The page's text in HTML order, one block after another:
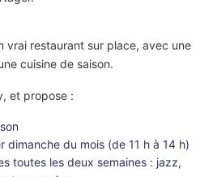
vrai restaurant sur place, avec une
cuisine de saison.
et propose :
dimanche du mois (de 11 h à 14 h)
toutes les deux semaines : jazz,